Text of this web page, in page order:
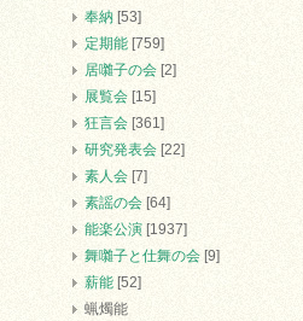
奉納 [53]
定期能 [759]
居囃子の会 [2]
展覧会 [15]
狂言会 [361]
研究発表会 [22]
素人会 [7]
素謡の会 [64]
能楽公演 [1937]
舞囃子と仕舞の会 [9]
薪能 [52]
蝋燭能